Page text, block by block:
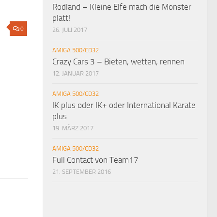
0
Rodland – Kleine Elfe mach die Monster
platt!
26. JULI 2017
AMIGA 500/CD32
Crazy Cars 3 – Bieten, wetten, rennen
12. JANUAR 2017
AMIGA 500/CD32
IK plus oder IK+ oder International Karate
plus
19. MÄRZ 2017
AMIGA 500/CD32
Full Contact von Team17
21. SEPTEMBER 2016